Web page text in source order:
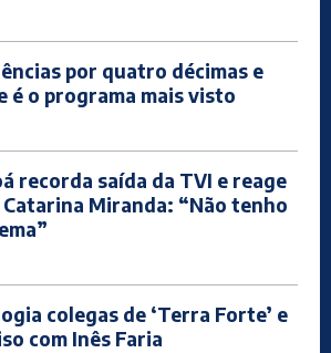
por quatro décimas e
é o programa mais visto
recorda saída da TVI e reage
Miranda: “Não tenho
colegas de ‘Terra Forte’ e
com Inês Faria